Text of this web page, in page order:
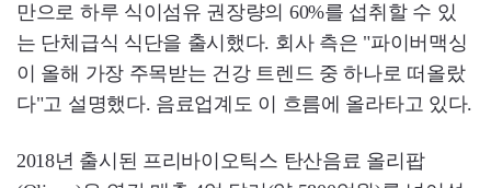
만으로 하루 식이섬유 권장량의 60%를 섭취할 수 있
는 단체급식 식단을 출시했다. 회사 측은 "파이버맥싱
이 올해 가장 주목받는 건강 트렌드 중 하나로 떠올랐
다"고 설명했다. 음료업계도 이 흐름에 올라타고 있다.
2018년 출시된 프리바이오틱스 탄산음료 올리팝